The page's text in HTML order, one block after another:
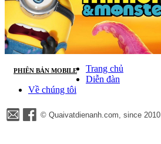
PHIÊN BẢN MOBILE
Trang chủ
Diễn đàn
Về chúng tôi
© Quaivatdienanh.com, since 2010